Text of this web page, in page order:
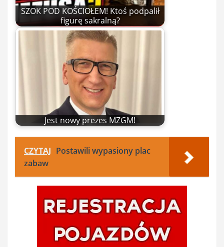
SZOK POD KOŚCIOŁEM! Ktoś podpalił
figurę sakralną?
Jest nowy prezes MZGM!
CZYTAJ Postawili wypasiony plac
zabaw